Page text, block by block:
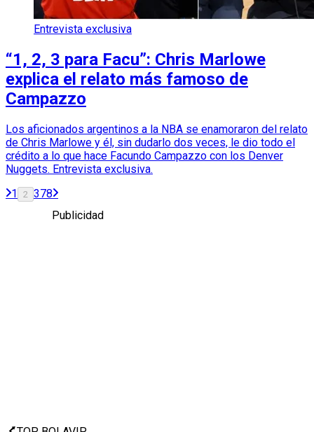
Entrevista exclusiva
“1, 2, 3 para Facu”: Chris Marlowe
explica el relato más famoso de
Campazzo
Los aficionados argentinos a la NBA se enamoraron del relato
de Chris Marlowe y él, sin dudarlo dos veces, le dio todo el
crédito a lo que hace Facundo Campazzo con los Denver
Nuggets. Entrevista exclusiva.
1
2 378
Publicidad